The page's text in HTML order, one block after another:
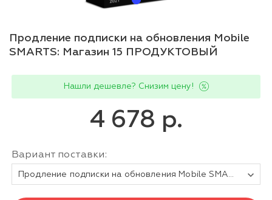
Продление подписки на обновления Mobile
SMARTS: Магазин 15 ПРОДУКТОВЫЙ
Нашли дешевле? Снизим цену!
4 678 р.
Вариант поставки:
Продление подписки на обновления Mobile SMARTS Магазин 15 ПРОДУКТОВЫЙ, БАЗОВЫЙ для любой поддерживаемой конфигурации 1С на 1 (один) год